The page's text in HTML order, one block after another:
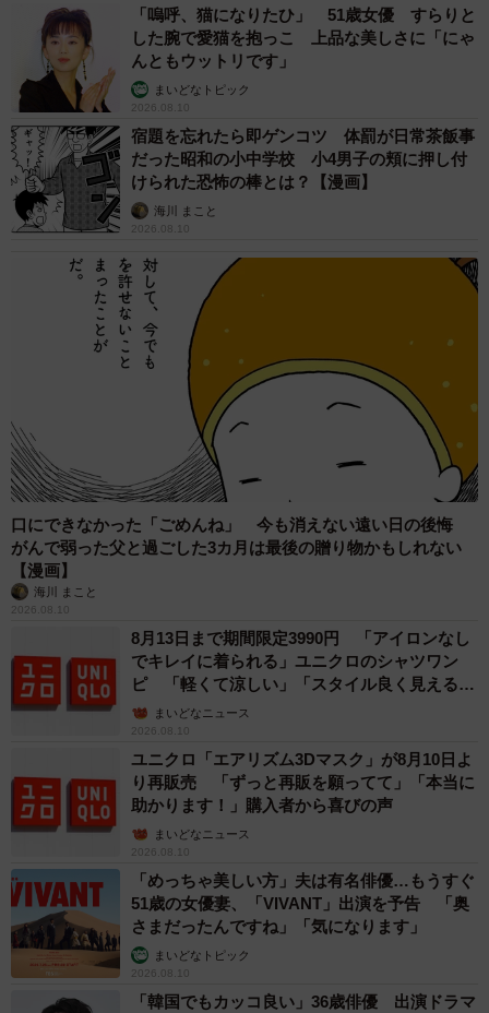
「嗚呼、猫になりたひ」 51歳女優 すらりと
した腕で愛猫を抱っこ 上品な美しさに「にゃ
んともウットリです」
まいどなトピック
2026.08.10
宿題を忘れたら即ゲンコツ 体罰が日常茶飯事
だった昭和の小中学校 小4男子の頬に押し付
けられた恐怖の棒とは？【漫画】
海川 まこと
2026.08.10
口にできなかった「ごめんね」 今も消えない遠い日の後悔
がんで弱った父と過ごした3カ月は最後の贈り物かもしれない
【漫画】
海川 まこと
2026.08.10
8月13日まで期間限定3990円 「アイロンなし
でキレイに着られる」ユニクロのシャツワン
ピ 「軽くて涼しい」「スタイル良く見える」
の声まいどなニュース
2026.08.10
ユニクロ「エアリズム3Dマスク」が8月10日よ
り再販売 「ずっと再販を願ってて」「本当に
助かります！」購入者から喜びの声
まいどなニュース
2026.08.10
「めっちゃ美しい方」夫は有名俳優…もうすぐ
51歳の女優妻、「VIVANT」出演を予告 「奥
さまだったんですね」「気になります」
まいどなトピック
2026.08.10
「韓国でもカッコ良い」36歳俳優 出演ドラマ